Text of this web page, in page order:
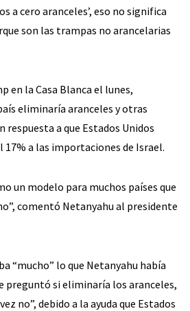
a cero aranceles’, eso no significa
son las trampas no arancelarias
en la Casa Blanca el lunes,
eliminaría aranceles y otras
respuesta a que Estados Unidos
17% a las importaciones de Israel.
un modelo para muchos países que
comentó Netanyahu al presidente
“mucho” lo que Netanyahu había
preguntó si eliminaría los aranceles,
no”, debido a la ayuda que Estados